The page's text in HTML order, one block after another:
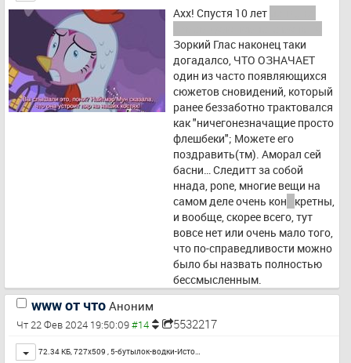
Ахх! Спустя 10 лет
Зоркий Глас наконец таки
догадалсо, ЧТО ОЗНАЧАЕТ
один из часто появляющихся
сюжетов сновидений, который
ранее беззаботно трактовался
как "ничегонезначащие просто
флешбеки"; Можете его
поздравить(тм). Аморал сей
басни… Следитт за собой
ннада, pone, многие вещи на
самом деле очень кон
кретны,
и вообще, скорее всего, тут
вовсе нет или очень мало того,
что по-справедливости можно
было бы назвать полностью
бессмысленным.
www от что Аноним
Чт 22 Фев 2024 19:50:09 5532217
Toggle
72.34 КБ, 727x509 ,5-бутылок-водки-Исто…